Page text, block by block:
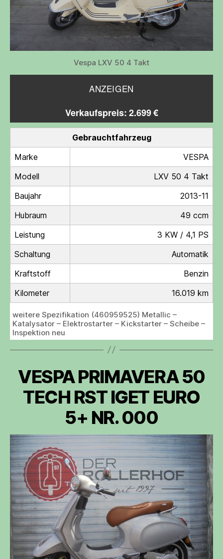
Vespa LXV 50 4 Takt
ANZEIGEN
Verkaufspreis: 2.699 €
Gebrauchtfahrzeug
Marke
VESPA
Modell
LXV 50 4 Takt
Baujahr
2013-11
Hubraum
49 ccm
Leistung
3 KW / 4,1 PS
Schaltung
Automatik
Kraftstoff
Benzin
Kilometer
16.019 km
weitere Spezifikation (460959525) Metallic –
Katalysator – Elektrostarter – Kickstarter – Scheibe –
Inspektion neu
VESPA PRIMAVERA 50
TECH RST IGET EURO
5+ NR. 000